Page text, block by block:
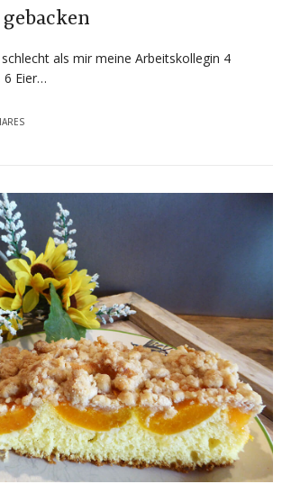
als mir meine Arbeitskollegin 4
6 Eier…